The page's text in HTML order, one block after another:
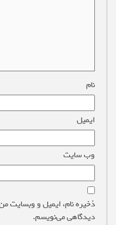
نام
ایمیل
وب‌ سایت
ذخیره نام، ایمیل و وبسایت
دیدگاهی می‌نویسم.